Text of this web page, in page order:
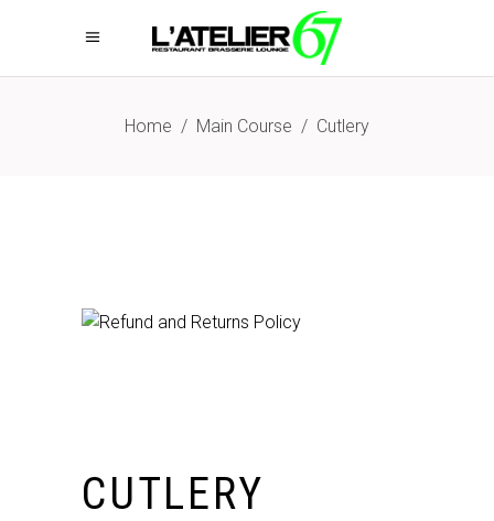
Home / Main Course / Cutlery
CUTLERY